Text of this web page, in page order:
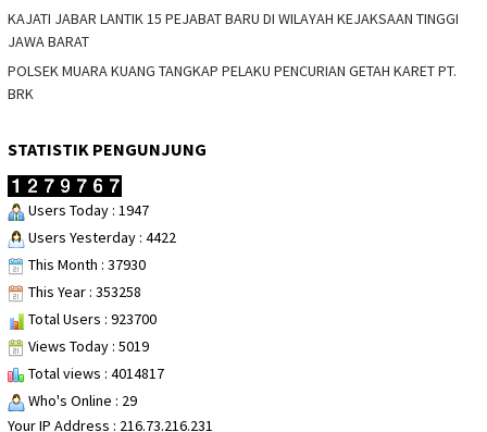
KAJATI JABAR LANTIK 15 PEJABAT BARU DI WILAYAH KEJAKSAAN TINGGI
JAWA BARAT
POLSEK MUARA KUANG TANGKAP PELAKU PENCURIAN GETAH KARET PT.
BRK
STATISTIK PENGUNJUNG
Users Today : 1947
Users Yesterday : 4422
This Month : 37930
This Year : 353258
Total Users : 923700
Views Today : 5019
Total views : 4014817
Who's Online : 29
Your IP Address : 216.73.216.231